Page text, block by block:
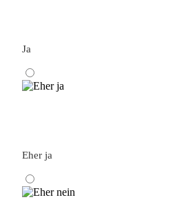
Ja
Eher ja